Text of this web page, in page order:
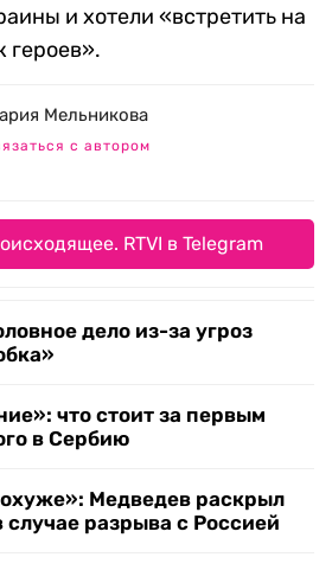
и хотели «встретить на
героев».
Мельникова
с автором
RTVI в Telegram
дело из-за угроз
что стоит за первым
в Сербию
Медведев раскрыл
разрыва с Россией